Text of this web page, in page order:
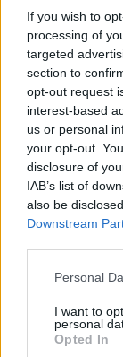
If you wish to
processing of
targeted
section to
opt-out request
interest-based
us or personal
your opt-out.
disclosure of
IAB’s list of
also be
Downstream
Please note
not limited to
grant or deny
use your data
Personal
I want to
personal
Opted In
Continue
FINANÇA